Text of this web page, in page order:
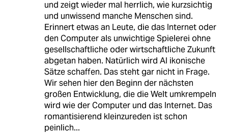
und zeigt wieder mal herrlich, wie kurzsichtig
und unwissend manche Menschen sind.
Erinnert etwas an Leute, die das Internet oder
den Computer als unwichtige Spielerei ohne
gesellschaftliche oder wirtschaftliche Zukunft
abgetan haben. Natürlich wird AI ikonische
Sätze schaffen. Das steht gar nicht in Frage.
Wir sehen hier den Beginn der nächsten
großen Entwicklung, die die Welt umkrempeln
wird wie der Computer und das Internet. Das
romantisierend kleinzureden ist schon
peinlich...